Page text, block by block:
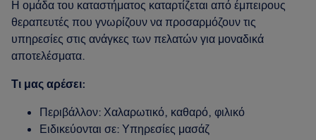
Η ομάδα του καταστήματος καταρτίζεται από έμπειρους
θεραπευτές που γνωρίζουν να προσαρμόζουν τις
υπηρεσίες στις ανάγκες των πελατών για μοναδικά
αποτελέσματα.
Τι μας αρέσει:
Περιβάλλον: Χαλαρωτικό, καθαρό, φιλικό
Ειδικεύονται σε: Υπηρεσίες μασάζ